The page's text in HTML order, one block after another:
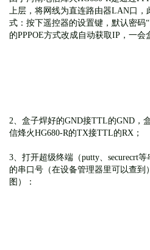
上层，将网线为直连路由器LAN口，
式：按下遥控器的设置键，默认密码
的PPPOE方式改成自动获取IP，一会
2、盒子焊好的GND接TTL的GND，
信烽火HG680-R的TX接TTL的RX；
3、打开超级终端（putty、securecrt
的串口号（在设备管理器里可以查到
图）：